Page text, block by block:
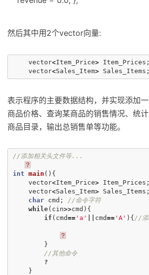
然后其中用2个vector向量:
vector<Item_Price> Item_Prices ;
vector<Sales_Item> Sales_Items ;
表示程序的主要数据结构，并实现添加
商品价格、查询某商品的销售情况、统
商品目录，输出总销售单等功能。
//添加相关头文件等...
？
int main (){
vector<Item_Price> Item_Prices ;
vector<Sales_Item> Sales_Items ;
char cmd ;
//命令字符
while( cin>>cmd ){
if ( cmd== 'a' cmd== 'A' ){ //添
？
}
//其他命令
?
}